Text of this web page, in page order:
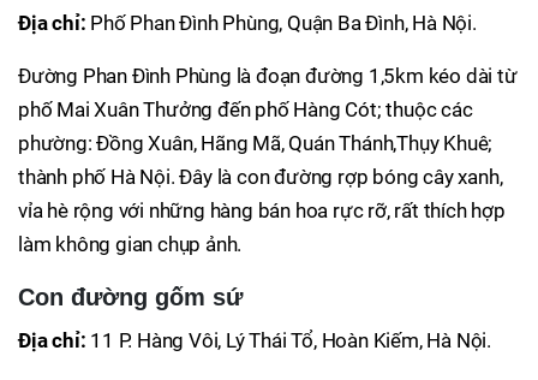
Địa chỉ: Phố Phan Đình Phùng, Quận Ba Đình, Hà Nội.
Đường Phan Đình Phùng là đoạn đường 1,5km kéo dài từ
phố Mai Xuân Thưởng đến phố Hàng Cót; thuộc các
phường: Đồng Xuân, Hãng Mã, Quán Thánh,Thụy Khuê;
thành phố Hà Nội. Đây là con đường rợp bóng cây xanh,
vỉa hè rộng với những hàng bán hoa rực rỡ, rất thích hợp
làm không gian chụp ảnh.
Con đường gốm sứ
Địa chỉ: 11 P. Hàng Vôi, Lý Thái Tổ, Hoàn Kiếm, Hà Nội.